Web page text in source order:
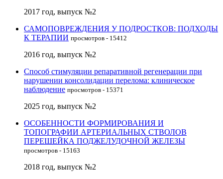
2017 год, выпуск №2
САМОПОВРЕЖДЕНИЯ У ПОДРОСТКОВ: ПОДХОДЫ
К ТЕРАПИИ просмотров - 15412
2016 год, выпуск №2
Способ стимуляции репаративной регенерации при
нарушении консолидации перелома: клиническое
наблюдение просмотров - 15371
2025 год, выпуск №2
ОСОБЕННОСТИ ФОРМИРОВАНИЯ И
ТОПОГРАФИИ АРТЕРИАЛЬНЫХ СТВОЛОВ
ПЕРЕШЕЙКА ПОДЖЕЛУДОЧНОЙ ЖЕЛЕЗЫ
просмотров - 15163
2018 год, выпуск №2